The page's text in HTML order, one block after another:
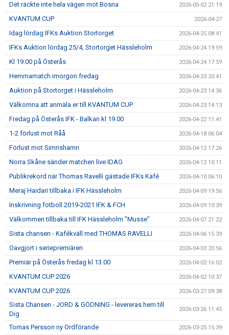
Det räckte inte hela vägen mot Bosna 2026-05-02 21:19
KVANTUM CUP 2026-04-27
Idag lördag IFKs Auktion Stortorget 2026-04-25 08:41
IFKs Auktion lördag 25/4, Stortorget Hässleholm 2026-04-24 19:59
Kl 19.00 på Österås 2026-04-24 17:59
Hemmamatch imorgon fredag 2026-04-23 20:41
Auktion på Stortorget i Hässleholm 2026-04-23 14:36
Välkomna att anmäla er till KVANTUM CUP 2026-04-23 14:13
Fredag på Österås IFK - Balkan kl 19.00 2026-04-22 11:41
1-2 förlust mot Råå 2026-04-18 06:04
Förlust mot Simrishamn 2026-04-12 17:26
Norra Skåne sänder matchen live IDAG 2026-04-12 10:11
Publikrekord när Thomas Ravelli gästade IFKs Kafé 2026-04-10 06:10
Meraj Haidari tillbaka i IFK Hässleholm 2026-04-09 19:56
Inskrivning fotboll 2019-2021 IFK & FCH 2026-04-09 10:39
Välkommen tillbaka till IFK Hässleholm ”Musse” 2026-04-07 21:22
Sista chansen - Kafékväll med THOMAS RAVELLI 2026-04-06 15:39
Oavgjort i seriepremiären 2026-04-03 20:56
Premiär på Österås fredag kl 13.00 2026-04-02 16:02
KVANTUM CUP 2026 2026-04-02 10:37
KVANTUM CUP 2026 2026-03-27 09:38
Sista Chansen - JORD & GÖDNING - levereras hem till
Dig
2026-03-26 11:45
Tomas Persson ny Ordförande 2026-03-25 15:39